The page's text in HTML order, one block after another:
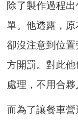
除了製作過程
單。他透露，原
卻沒注意到位
方開罰。對此
處理，不用合夥
而為了讓餐車